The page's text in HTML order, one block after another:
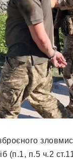
(п.1, п.5 ч.2